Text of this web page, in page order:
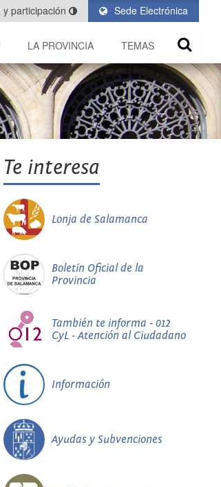
Sede Electrónica
participación
LA PROVINCIA TEMAS
Te interesa
Lonja de Salamanca
Boletín Oficial de la
Provincia
También te informa - 012
CyL - Atención al Ciudadano
Información
Ayudas y Subvenciones